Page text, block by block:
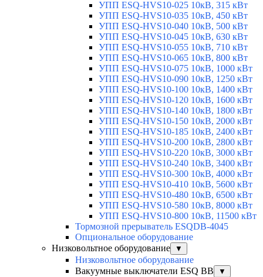
УПП ESQ-HVS10-025 10кВ, 315 кВт
УПП ESQ-HVS10-035 10кВ, 450 кВт
УПП ESQ-HVS10-040 10кВ, 500 кВт
УПП ESQ-HVS10-045 10кВ, 630 кВт
УПП ESQ-HVS10-055 10кВ, 710 кВт
УПП ESQ-HVS10-065 10кВ, 800 кВт
УПП ESQ-HVS10-075 10кВ, 1000 кВт
УПП ESQ-HVS10-090 10кВ, 1250 кВт
УПП ESQ-HVS10-100 10кВ, 1400 кВт
УПП ESQ-HVS10-120 10кВ, 1600 кВт
УПП ESQ-HVS10-140 10кВ, 1800 кВт
УПП ESQ-HVS10-150 10кВ, 2000 кВт
УПП ESQ-HVS10-185 10кВ, 2400 кВт
УПП ESQ-HVS10-200 10кВ, 2800 кВт
УПП ESQ-HVS10-220 10кВ, 3000 кВт
УПП ESQ-HVS10-240 10кВ, 3400 кВт
УПП ESQ-HVS10-300 10кВ, 4000 кВт
УПП ESQ-HVS10-410 10кВ, 5600 кВт
УПП ESQ-HVS10-480 10кВ, 6500 кВт
УПП ESQ-HVS10-580 10кВ, 8000 кВт
УПП ESQ-HVS10-800 10кВ, 11500 кВт
Тормозной прерыватель ESQDB-4045
Опциональное оборудование
Низковольтное оборудование
▼
Низковольтное оборудование
Вакуумные выключатели ESQ BB
▼